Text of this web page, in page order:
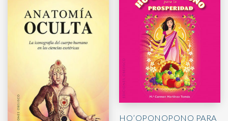
HO’OPONOPONO PARA